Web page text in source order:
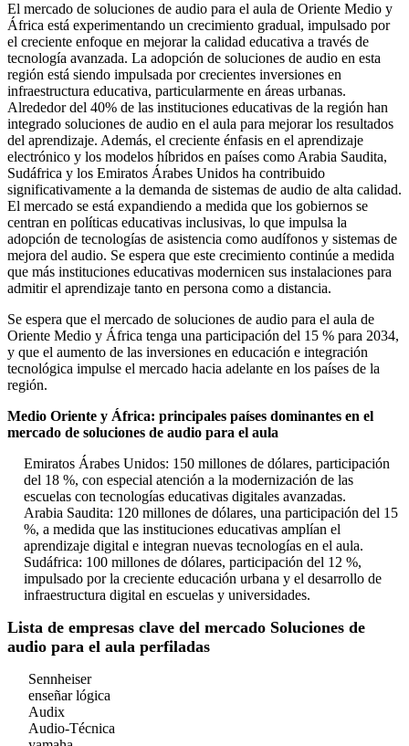
El mercado de soluciones de audio para el aula de Oriente Medio y
África está experimentando un crecimiento gradual, impulsado por
el creciente enfoque en mejorar la calidad educativa a través de
tecnología avanzada. La adopción de soluciones de audio en esta
región está siendo impulsada por crecientes inversiones en
infraestructura educativa, particularmente en áreas urbanas.
Alrededor del 40% de las instituciones educativas de la región han
integrado soluciones de audio en el aula para mejorar los resultados
del aprendizaje. Además, el creciente énfasis en el aprendizaje
electrónico y los modelos híbridos en países como Arabia Saudita,
Sudáfrica y los Emiratos Árabes Unidos ha contribuido
significativamente a la demanda de sistemas de audio de alta calidad.
El mercado se está expandiendo a medida que los gobiernos se
centran en políticas educativas inclusivas, lo que impulsa la
adopción de tecnologías de asistencia como audífonos y sistemas de
mejora del audio. Se espera que este crecimiento continúe a medida
que más instituciones educativas modernicen sus instalaciones para
admitir el aprendizaje tanto en persona como a distancia.
Se espera que el mercado de soluciones de audio para el aula de
Oriente Medio y África tenga una participación del 15 % para 2034,
y que el aumento de las inversiones en educación e integración
tecnológica impulse el mercado hacia adelante en los países de la
región.
Medio Oriente y África: principales países dominantes en el
mercado de soluciones de audio para el aula
Emiratos Árabes Unidos: 150 millones de dólares, participación
del 18 %, con especial atención a la modernización de las
escuelas con tecnologías educativas digitales avanzadas.
Arabia Saudita: 120 millones de dólares, una participación del 15
%, a medida que las instituciones educativas amplían el
aprendizaje digital e integran nuevas tecnologías en el aula.
Sudáfrica: 100 millones de dólares, participación del 12 %,
impulsado por la creciente educación urbana y el desarrollo de
infraestructura digital en escuelas y universidades.
Lista de empresas clave del mercado Soluciones de
audio para el aula perfiladas
Sennheiser
enseñar lógica
Audix
Audio-Técnica